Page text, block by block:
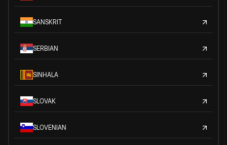
SANSKRIT
SERBIAN
SINHALA
SLOVAK
SLOVENIAN